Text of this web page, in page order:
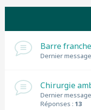
Barre
Dernier
Chirurgie
Dernier
Réponses : 13